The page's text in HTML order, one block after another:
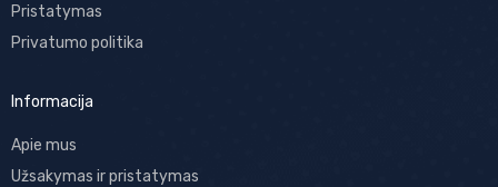
Pristatymas
Privatumo politika
Informacija
Apie mus
Užsakymas ir pristatymas